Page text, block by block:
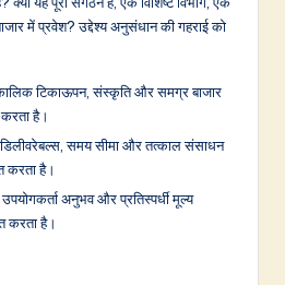
में प्रवेश? उद्देश्य अनुसंधान की गहराई को
टिकाऊपन, संस्कृति और समग्र बाजार
है।
डिलीवरेबल्स, समय सीमा और तत्काल संसाधन
करता है।
अनुभव और प्रतिस्पर्धी मूल्य
करता है।